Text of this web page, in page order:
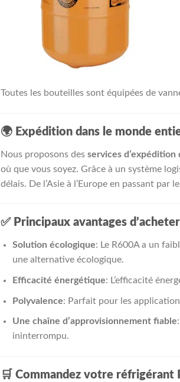
Toutes les bouteilles sont équipées de
🌍 Expédition dans le monde
Nous proposons des services
où que vous soyez. Grâce à un système
délais. De l’Asie à l’Europe en passant par
✅ Principaux avantages
Solution écologique: Le R600A a un
une alternative écologique.
Efficacité énergétique: L’efficacité
Polyvalence: Parfait pour les
Une chaîne d’approvisionnement fiable
ininterrompu.
🛒 Commandez votre réfrigérant